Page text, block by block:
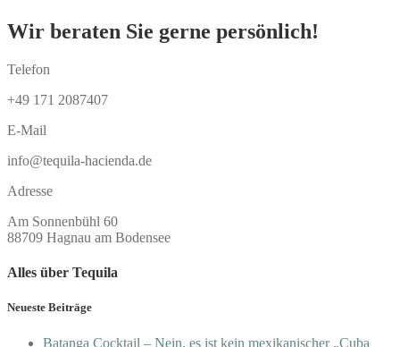
Wir beraten Sie gerne persönlich!
Telefon
+49 171 2087407
E-Mail
info@tequila-hacienda.de
Adresse
Am Sonnenbühl 60
88709 Hagnau am Bodensee
Alles über Tequila
Neueste Beiträge
Batanga Cocktail – Nein, es ist kein mexikanischer „Cuba